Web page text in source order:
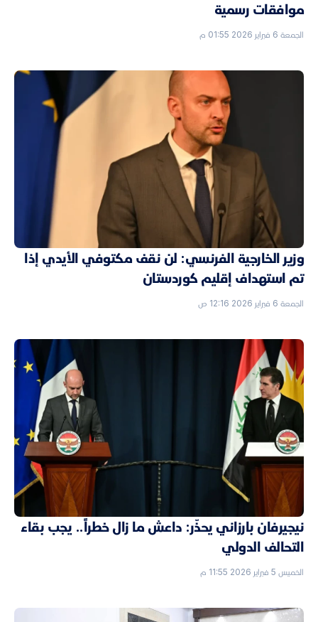
موافقات رسمية
الجمعة 6 فبراير 2026 01:55 م
وزير الخارجية الفرنسي: لن نقف مكتوفي الأيدي إذا
تم استهداف إقليم كوردستان
الجمعة 6 فبراير 2026 12:16 ص
نيجيرفان بارزاني يحذّر: داعش ما زال خطراً.. يجب بقاء
التحالف الدولي
الخميس 5 فبراير 2026 11:55 م